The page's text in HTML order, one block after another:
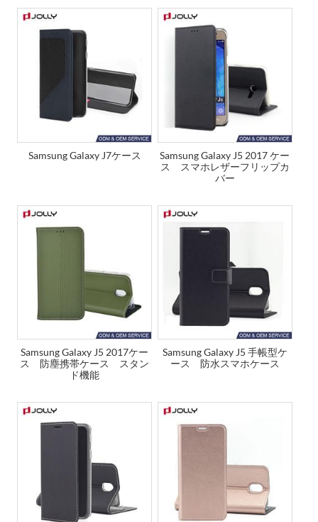
Samsung Galaxy J7ケース
Samsung Galaxy J5 2017 ケー
ス スマホレザーフリップカ
バー
Samsung Galaxy J5 2017ケー
ス 防塵携帯ケース スタン
ド機能
Samsung Galaxy J5 手帳型ケ
ース 防水スマホケース